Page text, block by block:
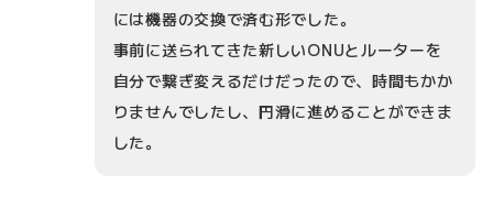
には機器の交換で済む形でした。
事前に送られてきた新しいONUとルーターを
自分で繋ぎ変えるだけだったので、時間もかか
りませんでしたし、円滑に進めることができま
した。